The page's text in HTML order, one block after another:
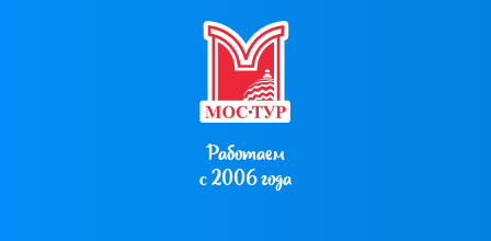
Работаем
с 2006 года